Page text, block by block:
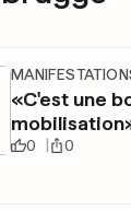
«C'est une
0 0